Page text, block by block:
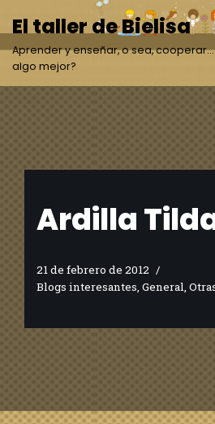
Saltar
al
contenido
El taller de Bielisa
Aprender y enseñar, o sea, cooperar…
algo mejor?
Ardilla
21 de febrero de 2012
Blogs interesantes General